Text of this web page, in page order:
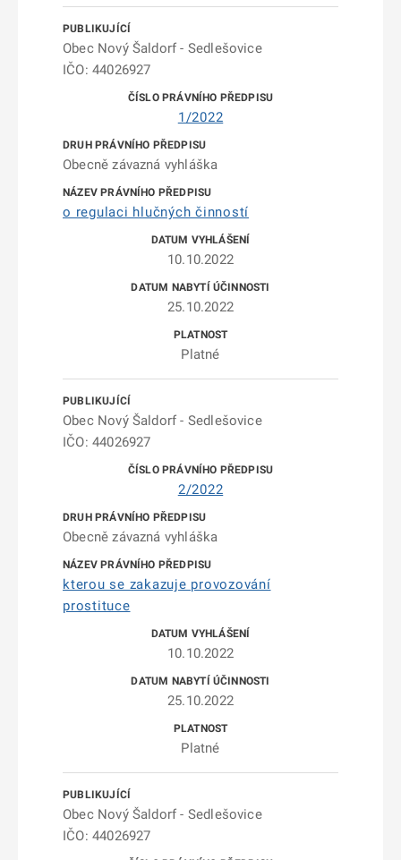
Obec Nový Šaldorf - Sedlešovice
IČO: 44026927
1/2022
Obecně závazná vyhláška
o regulaci hlučných činností
10.10.2022
25.10.2022
Platné
Obec Nový Šaldorf - Sedlešovice
IČO: 44026927
2/2022
Obecně závazná vyhláška
kterou se zakazuje provozování
prostituce
10.10.2022
25.10.2022
Platné
Obec Nový Šaldorf - Sedlešovice
IČO: 44026927